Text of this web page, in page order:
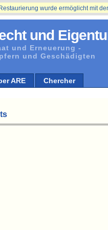
und
und Erneuerung -
und Geschädigten
ARE Chercher
wurde ermöglicht mit der